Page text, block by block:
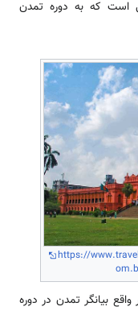
است که به دوره تمدن
https://
بیانگر تمدن در دوره